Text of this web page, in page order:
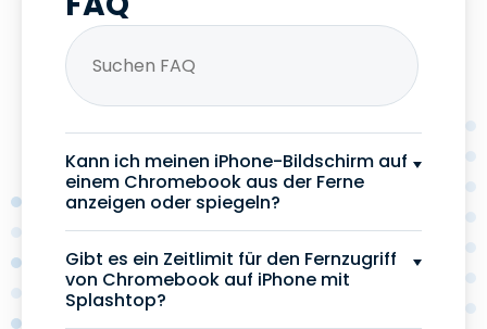
Kann ich meinen iPhone-Bildschirm auf
einem Chromebook aus der Ferne
anzeigen oder spiegeln?
Gibt es ein Zeitlimit für den Fernzugriff
von Chromebook auf iPhone mit
Splashtop?